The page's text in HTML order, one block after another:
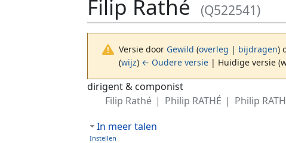
Filip Rathé (Q522541)
Versie door Gewild (overleg | bijdragen)
(wijz) ← Oudere versie | Huidige versie
Ga naar:navigatie,zoeken
dirigent & componist
Filip Rathé
Philip RATHÉ
Philip
In meer talen
Instellen